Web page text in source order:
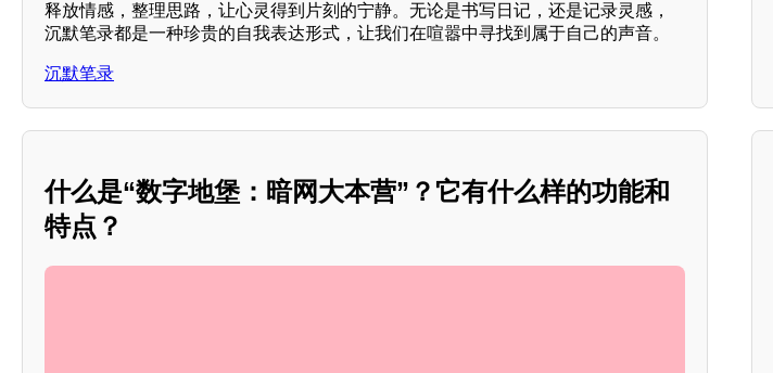
释放情感，整理思路，让心灵得到片刻的宁静。无论是书写日记，还是记录灵感，
沉默笔录都是一种珍贵的自我表达形式，让我们在喧嚣中寻找到属于自己的声音。
沉默笔录
什么是“数字地堡：暗网大本营”？它有什么样的功能和
特点？